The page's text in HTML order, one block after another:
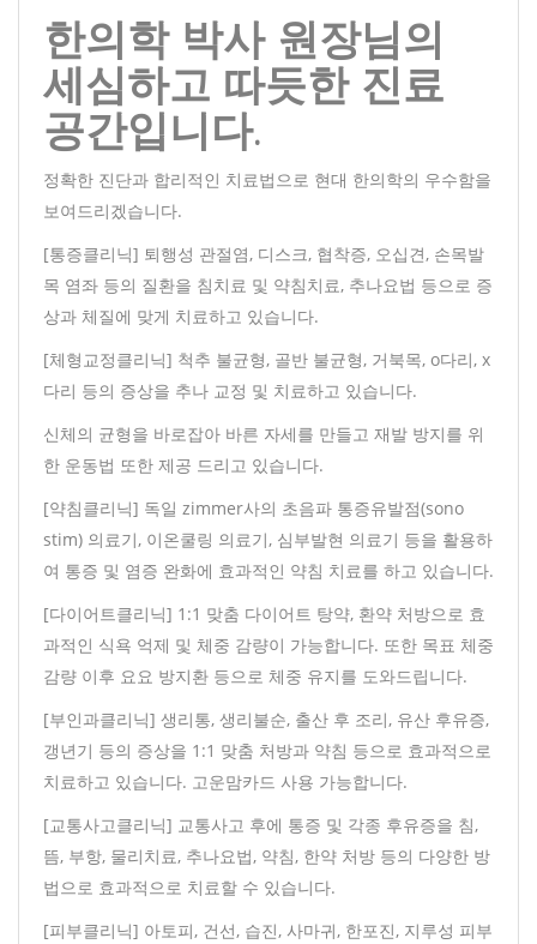
한의학 박사 원장님의
세심하고 따듯한 진료
공간입니다.
정확한 진단과 합리적인 치료법으로 현대 한의학의 우수함을
보여드리겠습니다.
[통증클리닉] 퇴행성 관절염, 디스크, 협착증, 오십견, 손목발
목 염좌 등의 질환을 침치료 및 약침치료, 추나요법 등으로 증
상과 체질에 맞게 치료하고 있습니다.
[체형교정클리닉] 척추 불균형, 골반 불균형, 거북목, o다리, x
다리 등의 증상을 추나 교정 및 치료하고 있습니다.
신체의 균형을 바로잡아 바른 자세를 만들고 재발 방지를 위
한 운동법 또한 제공 드리고 있습니다.
[약침클리닉] 독일 zimmer사의 초음파 통증유발점(sono
stim) 의료기, 이온쿨링 의료기, 심부발현 의료기 등을 활용하
여 통증 및 염증 완화에 효과적인 약침 치료를 하고 있습니다.
[다이어트클리닉] 1:1 맞춤 다이어트 탕약, 환약 처방으로 효
과적인 식욕 억제 및 체중 감량이 가능합니다. 또한 목표 체중
감량 이후 요요 방지환 등으로 체중 유지를 도와드립니다.
[부인과클리닉] 생리통, 생리불순, 출산 후 조리, 유산 후유증,
갱년기 등의 증상을 1:1 맞춤 처방과 약침 등으로 효과적으로
치료하고 있습니다. 고운맘카드 사용 가능합니다.
[교통사고클리닉] 교통사고 후에 통증 및 각종 후유증을 침,
뜸, 부항, 물리치료, 추나요법, 약침, 한약 처방 등의 다양한 방
법으로 효과적으로 치료할 수 있습니다.
[피부클리닉] 아토피, 건선, 습진, 사마귀, 한포진, 지루성 피부